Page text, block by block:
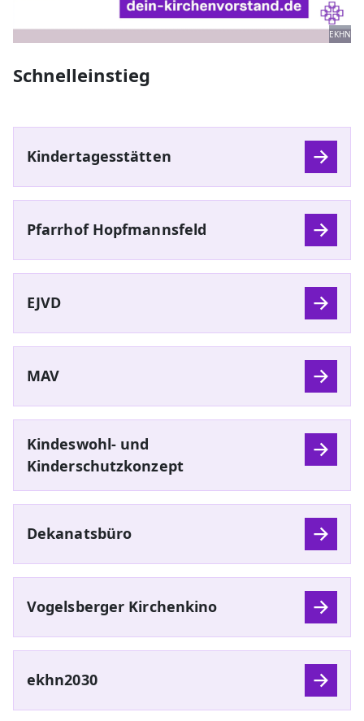
EKHN
Schnelleinstieg
Kindertagesstätten
Pfarrhof Hopfmannsfeld
EJVD
MAV
Kindeswohl- und
Kinderschutzkonzept
Dekanatsbüro
Vogelsberger Kirchenkino
ekhn2030